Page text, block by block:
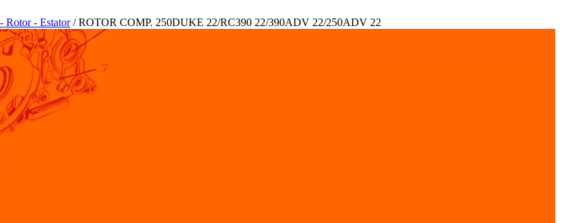
Rotor - Estator/ ROTOR COMP. 250DUKE 22/RC390 22/390ADV 22/250ADV 22